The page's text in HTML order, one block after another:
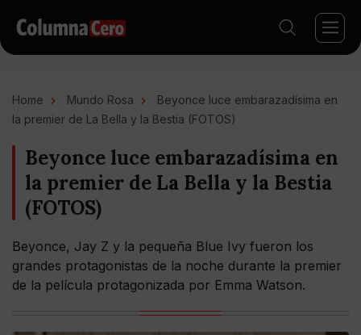
Home Mundo Rosa
Beyonce luce embarazadísima en
la premier de La Bella y la Bestia (FOTOS)
Beyonce luce embarazadísima en
la premier de La Bella y la Bestia
(FOTOS)
Beyonce, Jay Z y la pequeña Blue Ivy fueron los
grandes protagonistas de la noche durante la premier
de la película protagonizada por Emma Watson.